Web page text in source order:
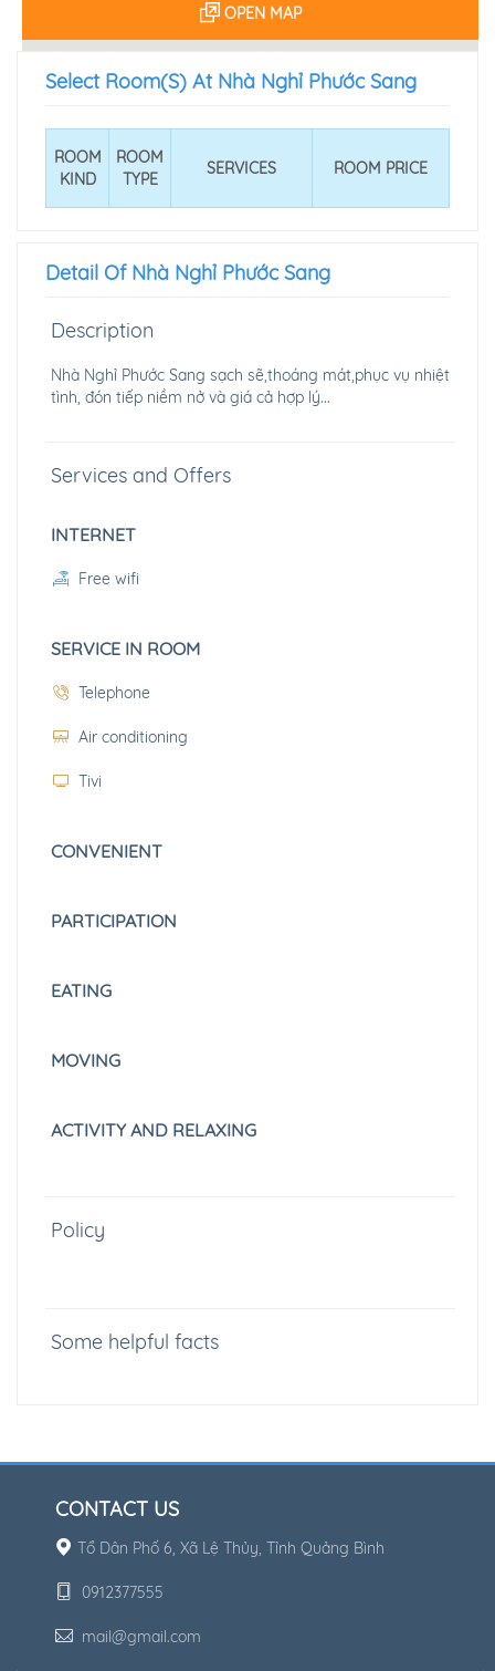
OPEN MAP
Select Room(s) At Nhà Nghỉ Phước Sang
ROOM
KIND
ROOM
TYPE
SERVICES ROOM PRICE
Detail Of Nhà Nghỉ Phước Sang
Description
Nhà Nghỉ Phước Sang sạch sẽ,thoáng mát,phục vụ nhiệt
tình, đón tiếp niềm nở và giá cả hợp lý...
Services and Offers
INTERNET
Free wifi
SERVICE IN ROOM
Telephone
Air conditioning
Tivi
CONVENIENT
PARTICIPATION
EATING
MOVING
ACTIVITY AND RELAXING
Policy
Some helpful facts
CONTACT US
Tổ Dân Phố 6, Xã Lệ Thủy, Tỉnh Quảng Bình
0912377555
mail@gmail.com